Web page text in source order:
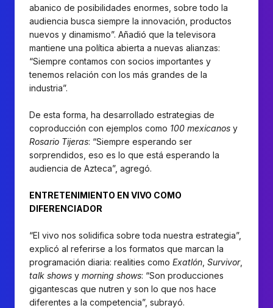
abanico de posibilidades enormes, sobre todo la
audiencia busca siempre la innovación, productos
nuevos y dinamismo”. Añadió que la televisora
mantiene una política abierta a nuevas alianzas:
“Siempre contamos con socios importantes y
tenemos relación con los más grandes de la
industria”.
De esta forma, ha desarrollado estrategias de
coproducción con ejemplos como 100 mexicanos y
Rosario Tijeras: “Siempre esperando ser
sorprendidos, eso es lo que está esperando la
audiencia de Azteca”, agregó.
ENTRETENIMIENTO EN VIVO COMO
DIFERENCIADOR
“El vivo nos solidifica sobre toda nuestra estrategia”,
explicó al referirse a los formatos que marcan la
programación diaria: realities como Exatlón Survivor,
talk shows y morning shows: “Son producciones
gigantescas que nutren y son lo que nos hace
diferentes a la competencia”, subrayó.